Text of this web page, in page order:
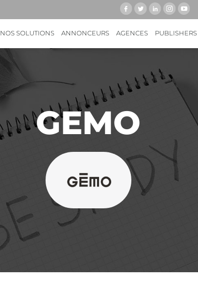
NOS SOLUTIONS ANNONCEURS AGENCES PUBLISHERS
GEMO